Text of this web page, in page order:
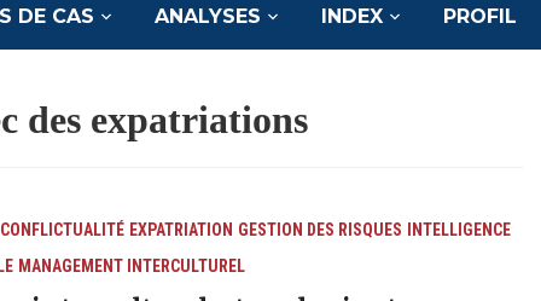
DE CAS ANALYSES INDEX PROFIL
des expatriations
CONFLICTUALITÉ EXPATRIATION GESTION DES RISQUES
INTELLIGENCE
MANAGEMENT INTERCULTUREL